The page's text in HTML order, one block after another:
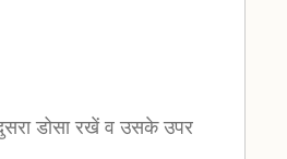
डोसा रखें व उसके उपर